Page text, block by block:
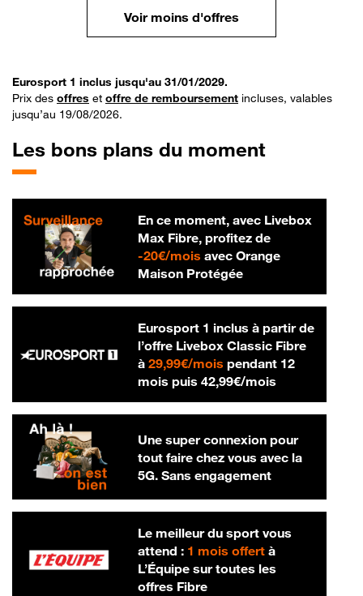
Voir moins d'offres
Eurosport 1 inclus jusqu'au 31/01/2029.
Prix des offres et offre de remboursement incluses, valables
jusqu’au 19/08/2026.
Les bons plans du moment
En ce moment, avec Livebox
Max Fibre, profitez de
-20€/mois20 € par mois
avec Orange
Maison Protégée
Eurosport 1 inclus à partir de
l’offre Livebox Classic Fibre
à 29,99€/mois29,99 € par mois
pendant 12
mois puis 42,99€/mois42,99 € par
Une super connexion pour
tout faire chez vous avec la
5G. Sans engagement
Le meilleur du sport vous
attend : 1 mois offertà
L’Équipe sur toutes les
offres Fibre